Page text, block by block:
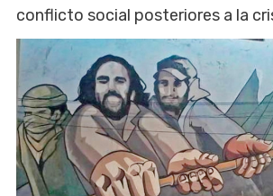
conflicto social posteriores a la